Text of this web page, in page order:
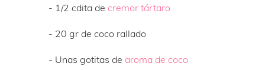
- 1/2 cdita de cremor tártaro
- 20 gr de coco rallado
- Unas gotitas de aroma de coco